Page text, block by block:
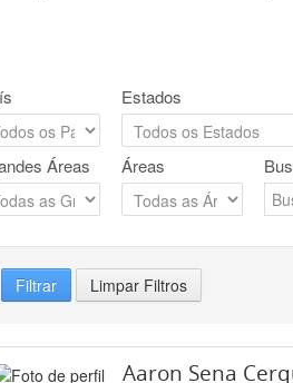
Estados
Áreas Áreas
Filtrar Limpar Filtros
Aaron Sena